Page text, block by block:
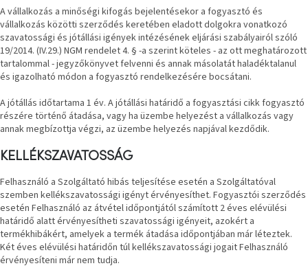
A vállalkozás a minőségi kifogás bejelentésekor a fogyasztó és
vállalkozás közötti szerződés keretében eladott dolgokra vonatkozó
szavatossági és jótállási igények intézésének eljárási szabályairól szóló
19/2014. (IV.29.) NGM rendelet 4. § -a szerint köteles - az ott meghatározott
tartalommal - jegyzőkönyvet felvenni és annak másolatát haladéktalanul
és igazolható módon a fogyasztó rendelkezésére bocsátani.
A jótállás időtartama 1 év. A jótállási határidő a fogyasztási cikk fogyasztó
részére történő átadása, vagy ha üzembe helyezést a vállalkozás vagy
annak megbízottja végzi, az üzembe helyezés napjával kezdődik.
KELLÉKSZAVATOSSÁG
Felhasználó a Szolgáltató hibás teljesítése esetén a Szolgáltatóval
szemben kellékszavatossági igényt érvényesíthet. Fogyasztói szerződés
esetén Felhasználó az átvétel időpontjától számított 2 éves elévülési
határidő alatt érvényesítheti szavatossági igényeit, azokért a
termékhibákért, amelyek a termék átadása időpontjában már léteztek.
Két éves elévülési határidőn túl kellékszavatossági jogait Felhasználó
érvényesíteni már nem tudja.